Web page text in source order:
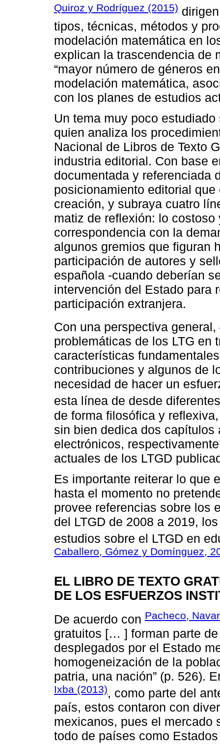
Quiroz y Rodríguez (2015)
tipos, técnicas, métodos y
modelación matemática en
explican la trascendencia de
“mayor número de géneros
modelación matemática,
con los planes de estudios
Un tema muy poco
quien analiza los
Nacional de Libros de Texto
industria editorial. Con base
documentada y referenciada
posicionamiento editorial
creación, y subraya cuatro
matiz de reflexión: lo
correspondencia con la
algunos gremios que figuran
participación de autores y
española -cuando deberían
intervención del Estado para
participación extranjera.
Con una perspectiva general,
problemáticas de los LTG en
características
contribuciones y algunos de
necesidad de hacer un
esta línea de desde
de forma filosófica y
sin bien dedica dos
electrónicos,
actuales de los LTGD
Es importante reiterar lo que
hasta el momento no
provee referencias sobre los
del LTGD de 2008 a 2019,
estudios sobre el LTGD en
Caballero, Gómez y Domínguez,
EL LIBRO DE TEXTO
DE LOS ESFUERZOS
De acuerdo con Pacheco,
gratuitos [… ] forman parte
desplegados por el Estado
homogeneización de la
patria, una nación” (p. 526).
Ixba (2013), como parte del
país, estos contaron con
mexicanos, pues el mercado
todo de países como